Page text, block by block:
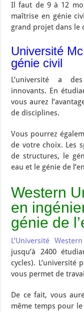
Il faut de 9 à 12
maîtrise en génie
grand projet dans le
Université
génie civil
L’université a
innovants. En
vous aurez
de disciplines.
Vous pourrez
de votre choix. Les
de structures, le
eau et le génie de
Western
en
génie de
L’Université Western
jusqu’à 2400
cycles).
vous permet de
De ce fait, vous
même temps pour